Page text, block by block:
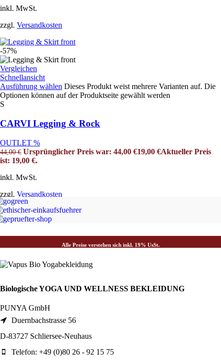
inkl. MwSt.
zzgl. Versandkosten
-57%
Vergleichen
Schnellansicht
Ausführung wählen Dieses Produkt weist mehrere Varianten auf. Die
Optionen können auf der Produktseite gewählt werden
S
CARVI Legging & Rock
OUTLET %
44,00€ Ursprünglicher Preis war: 44,00 €19,00 €Aktueller Preis
ist: 19,00 €.
inkl. MwSt.
zzgl. Versandkosten
Alle Preise verstehen sich inkl. 19% UsSt.
Biologische YOGA UND WELLNESS BEKLEIDUNG
PUNYA GmbH
Duernbachstrasse 56
D-83727 Schliersee-Neuhaus
Telefon: +49 (0)80 26 - 92 15 75